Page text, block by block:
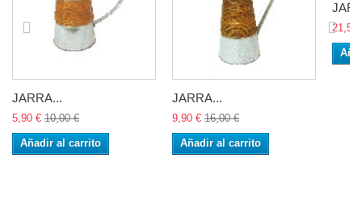
JARRA...
5,90 € 10,00 €
Añadir al carrito
JARRA...
9,90 € 16,00 €
Añadir al carrito
21,50